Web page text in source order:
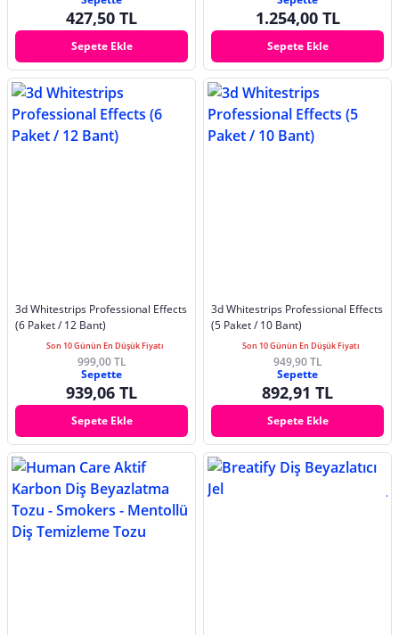
427,50 TL
Sepete Ekle
1.254,00 TL
Sepete Ekle
3d Whitestrips Professional Effects
(6 Paket / 12 Bant)
Son 10 Günün En Düşük Fiyatı
999,00 TL
Sepette
939,06 TL
Sepete Ekle
3d Whitestrips Professional Effects
(5 Paket / 10 Bant)
Son 10 Günün En Düşük Fiyatı
949,90 TL
Sepette
892,91 TL
Sepete Ekle